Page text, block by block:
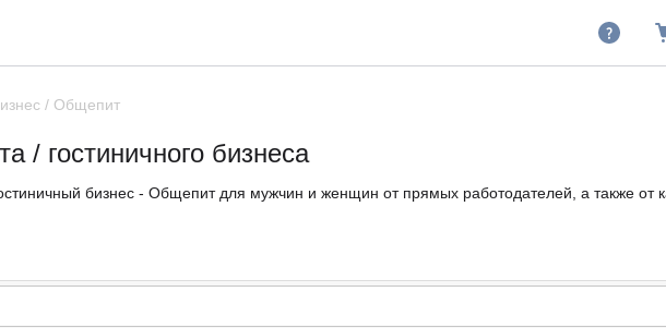
/ Общепит
/ гостиничного бизнеса
бизнес - Общепит для мужчин и женщин от прямых работодателей, а также от